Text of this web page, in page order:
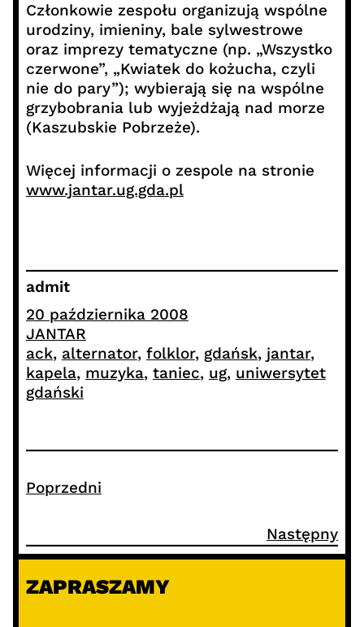
Członkowie zespołu organizują wspólne
urodziny, imieniny, bale sylwestrowe
oraz imprezy tematyczne (np. „Wszystko
czerwone”, „Kwiatek do kożucha, czyli
nie do pary”); wybierają się na wspólne
grzybobrania lub wyjeżdżają nad morze
(Kaszubskie Pobrzeże).
Więcej informacji o zespole na stronie
www.jantar.ug.gda.pl
admit
20 października 2008
JANTAR
ack, alternator, folklor, gdańsk, jantar ,
kapela, muzyka, taniec, ug, uniwersytet
gdański
Poprzedni
Następny
ZAPRASZAMY